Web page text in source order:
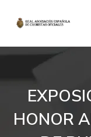
HONOR